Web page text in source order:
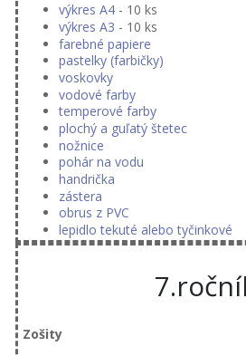
výkres A4 - 10 ks
výkres A3 - 10 ks
farebné papiere
pastelky (farbičky)
voskovky
vodové farby
temperové farby
plochý a guľatý štetec
nožnice
pohár na vodu
handrička
zástera
obrus z PVC
lepidlo tekuté alebo tyčinkové
Zošity